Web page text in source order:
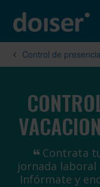
Control de
Contrata
jornada laboral
Infórmate y